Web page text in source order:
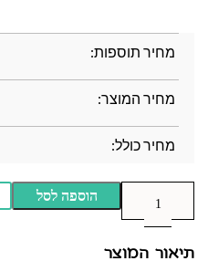
מחיר תוספות:
מחיר המוצר:
מחיר כולל:
הוספה לסל
תיאור המוצר